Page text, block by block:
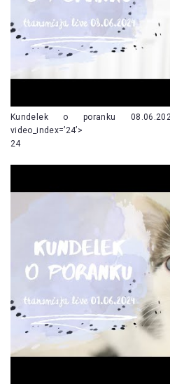
Kundelek o poranku
video_index=’24’>
24